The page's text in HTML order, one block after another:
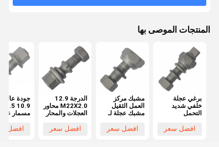
المنتجات الموصى بها
برغي عجلة
خلفي شديد
التحمل
Hino FF/MA
افضل سعر
مشبك مركز
العمل الثقيل
مشبك عجلة لـ
الأمامية
افضل سعر
الدرجة 12.9
M22X2.0 محاور
العجلات والمحار
OEM0329613170
افضل سعر
جودة
مسمار
OEM
افضل